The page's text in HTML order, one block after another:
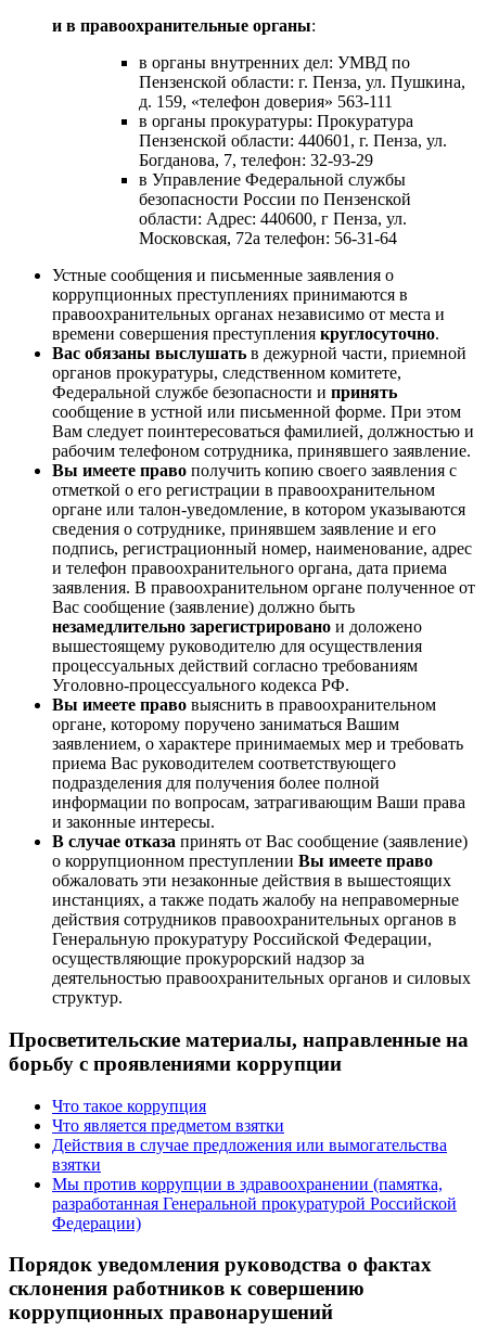
и в правоохранительные органы:
в органы внутренних дел: УМВД по
Пензенской области: г. Пенза, ул. Пушкина,
д. 159, «телефон доверия» 563-111
в органы прокуратуры: Прокуратура
Пензенской области: 440601, г. Пенза, ул.
Богданова, 7, телефон: 32-93-29
в Управление Федеральной службы
безопасности России по Пензенской
области: Адрес: 440600, г Пенза, ул.
Московская, 72а телефон: 56-31-64
Устные сообщения и письменные заявления о
коррупционных преступлениях принимаются в
правоохранительных органах независимо от места и
времени совершения преступления круглосуточно.
Вас обязаны выслушать в дежурной части, приемной
органов прокуратуры, следственном комитете,
Федеральной службе безопасности и принять
сообщение в устной или письменной форме. При этом
Вам следует поинтересоваться фамилией, должностью и
рабочим телефоном сотрудника, принявшего заявление.
Вы имеете право получить копию своего заявления с
отметкой о его регистрации в правоохранительном
органе или талон-уведомление, в котором указываются
сведения о сотруднике, принявшем заявление и его
подпись, регистрационный номер, наименование, адрес
и телефон правоохранительного органа, дата приема
заявления. В правоохранительном органе полученное от
Вас сообщение (заявление) должно быть
незамедлительно зарегистрировано и доложено
вышестоящему руководителю для осуществления
процессуальных действий согласно требованиям
Уголовно-процессуального кодекса РФ.
Вы имеете право выяснить в правоохранительном
органе, которому поручено заниматься Вашим
заявлением, о характере принимаемых мер и требовать
приема Вас руководителем соответствующего
подразделения для получения более полной
информации по вопросам, затрагивающим Ваши права
и законные интересы.
В случае отказа принять от Вас сообщение (заявление)
о коррупционном преступлении Вы имеете право
обжаловать эти незаконные действия в вышестоящих
инстанциях, а также подать жалобу на неправомерные
действия сотрудников правоохранительных органов в
Генеральную прокуратуру Российской Федерации,
осуществляющие прокурорский надзор за
деятельностью правоохранительных органов и силовых
структур.
Просветительские материалы, направленные на
борьбу с проявлениями коррупции
Что такое коррупция
Что является предметом взятки
Действия в случае предложения или вымогательства
взятки
Мы против коррупции в здравоохранении (памятка,
разработанная Генеральной прокуратурой Российской
Федерации)
Порядок уведомления руководства о фактах
склонения работников к совершению
коррупционных правонарушений